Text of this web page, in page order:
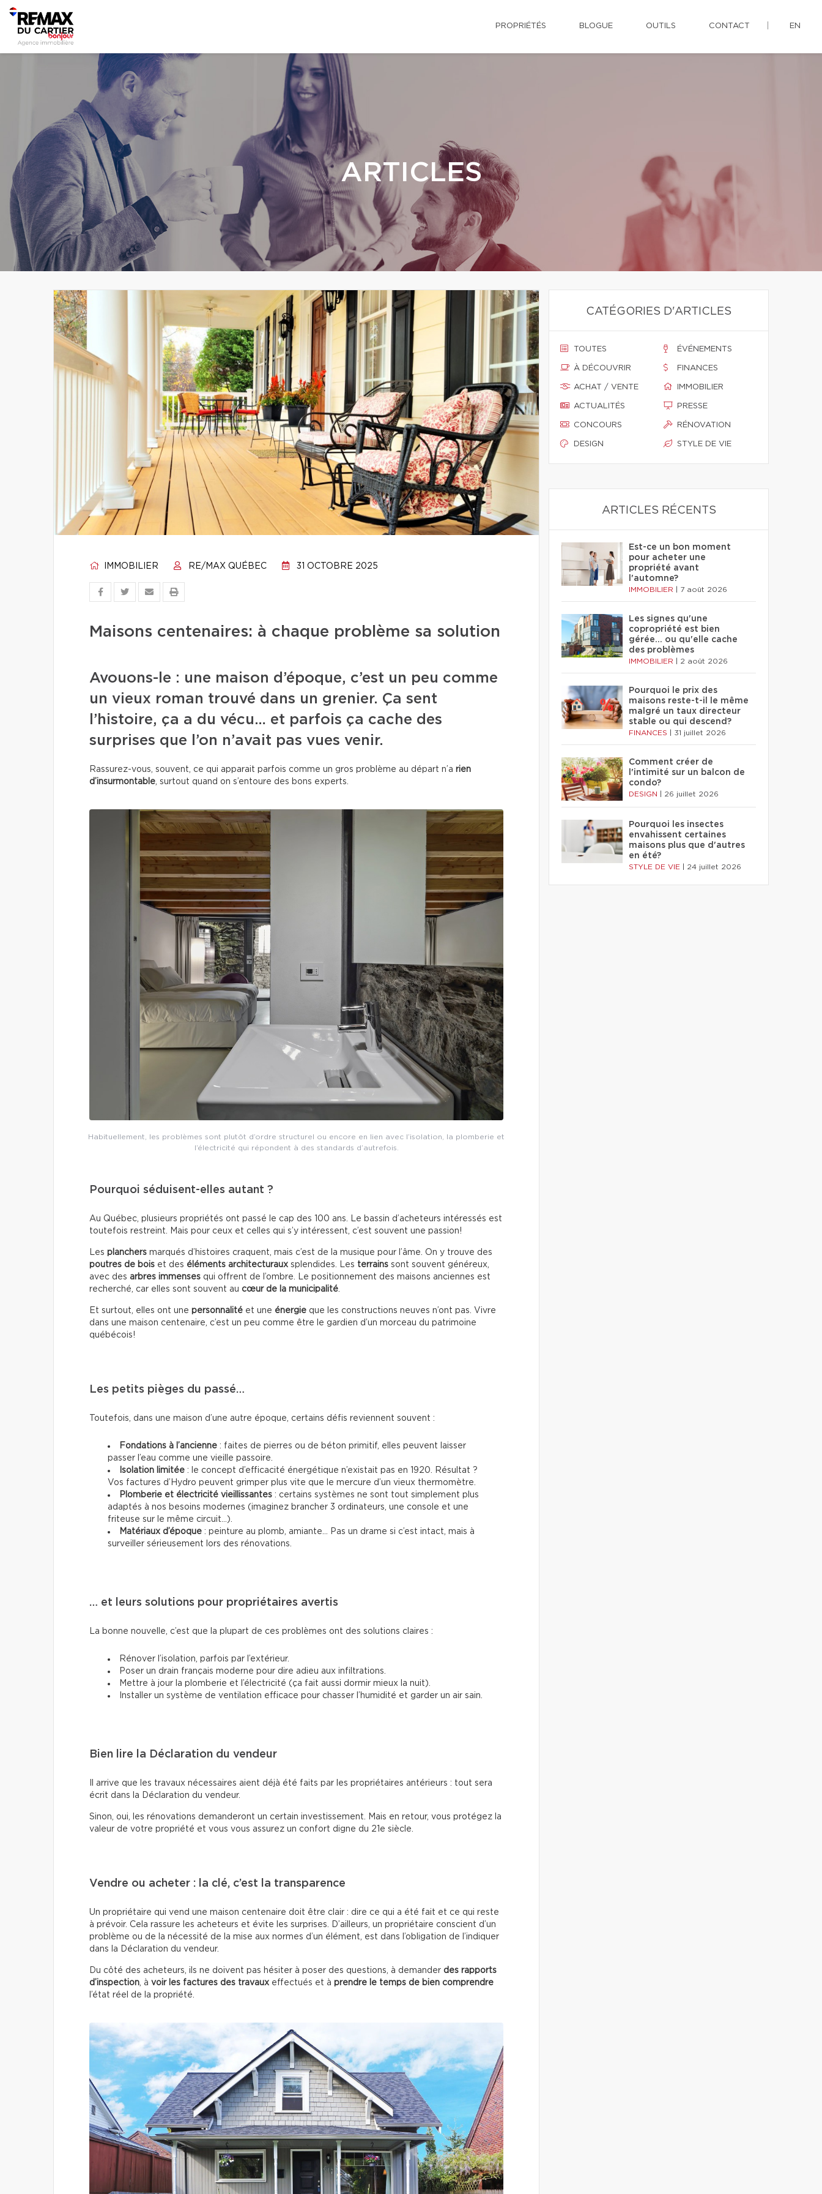
PROPRIÉTÉS BLOGUE OUTILS CONTACT EN
ARTICLES
IMMOBILIER RE/MAX QUÉBEC 31 OCTOBRE 2025
Maisons centenaires: à chaque problème sa solution
Avouons-le : une maison d’époque, c’est un peu comme
un vieux roman trouvé dans un grenier. Ça sent
l’histoire, ça a du vécu… et parfois ça cache des
surprises que l’on n’avait pas vues venir.
Rassurez-vous, souvent, ce qui apparait parfois comme un gros problème au départ n’a rien
d’insurmontable, surtout quand on s’entoure des bons experts.
Habituellement, les problèmes sont plutôt d’ordre structurel ou encore en lien avec l’isolation, la plomberie et
l’électricité qui répondent à des standards d’autrefois.
Pourquoi séduisent-elles autant ?
Au Québec, plusieurs propriétés ont passé le cap des 100 ans. Le bassin d’acheteurs intéressés est
toutefois restreint. Mais pour ceux et celles qui s’y intéressent, c’est souvent une passion!
Les planchers marqués d’histoires craquent, mais c’est de la musique pour l’âme. On y trouve des
poutres de bois et des éléments architecturaux splendides. Les terrains sont souvent généreux,
avec des arbres immenses qui offrent de l’ombre. Le positionnement des maisons anciennes est
recherché, car elles sont souvent au cœur de la municipalité
Et surtout, elles ont une personnalité et une énergie que les constructions neuves n’ont pas. Vivre
dans une maison centenaire, c’est un peu comme être le gardien d’un morceau du patrimoine
québécois!
Les petits pièges du passé…
Toutefois, dans une maison d’une autre époque, certains défis reviennent souvent :
Fondations à l’ancienne : faites de pierres ou de béton primitif, elles peuvent laisser
passer l’eau comme une vieille passoire.
Isolation limitée : le concept d’efficacité énergétique n’existait pas en 1920. Résultat ?
Vos factures d’Hydro peuvent grimper plus vite que le mercure d’un vieux thermomètre.
Plomberie et électricité vieillissantes : certains systèmes ne sont tout simplement plus
adaptés à nos besoins modernes (imaginez brancher 3 ordinateurs, une console et une
friteuse sur le même circuit...).
Matériaux d’époque : peinture au plomb, amiante… Pas un drame si c’est intact, mais à
surveiller sérieusement lors des rénovations.
… et leurs solutions pour propriétaires avertis
La bonne nouvelle, c’est que la plupart de ces problèmes ont des solutions claires :
Rénover l’isolation, parfois par l’extérieur.
Poser un drain français moderne pour dire adieu aux infiltrations.
Mettre à jour la plomberie et l’électricité (ça fait aussi dormir mieux la nuit).
Installer un système de ventilation efficace pour chasser l’humidité et garder un air sain.
Bien lire la Déclaration du vendeur
Il arrive que les travaux nécessaires aient déjà été faits par les propriétaires antérieurs : tout sera
écrit dans la Déclaration du vendeur.
Sinon, oui, les rénovations demanderont un certain investissement. Mais en retour, vous protégez la
valeur de votre propriété et vous vous assurez un confort digne du 21e siècle.
Vendre ou acheter : la clé, c’est la transparence
Un propriétaire qui vend une maison centenaire doit être clair : dire ce qui a été fait et ce qui reste
à prévoir. Cela rassure les acheteurs et évite les surprises. D’ailleurs, un propriétaire conscient d’un
problème ou de la nécessité de la mise aux normes d’un élément, est dans l’obligation de l’indiquer
dans la Déclaration du vendeur.
Du côté des acheteurs, ils ne doivent pas hésiter à poser des questions, à demander des rapports
d’inspection , à voir les factures des travaux effectués et à prendre le temps de bien comprendre
l’état réel de la propriété.
CATÉGORIES D'ARTICLES
TOUTES
À DÉCOUVRIR
ACHAT / VENTE
ACTUALITÉS
CONCOURS
DESIGN
ÉVÉNEMENTS
FINANCES
IMMOBILIER
PRESSE
RÉNOVATION
STYLE DE VIE
ARTICLES RÉCENTS
Est-ce un bon moment
pour acheter une
propriété avant
l'automne?
IMMOBILIER 7 août 2026
Les signes qu'une
copropriété est bien
gérée… ou qu'elle cache
des problèmes
IMMOBILIER 2 août 2026
Pourquoi le prix des
maisons reste-t-il le même
malgré un taux directeur
stable ou qui descend?
FINANCES 31 juillet 2026
Comment créer de
l'intimité sur un balcon de
condo?
DESIGN 26 juillet 2026
Pourquoi les insectes
envahissent certaines
maisons plus que d'autres
en été?
STYLE DE VIE 24 juillet 2026